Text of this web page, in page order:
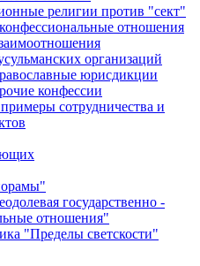
религии против "сект"
отношения
организаций
юрисдикции
конфессии
сотрудничества и
государственно -
отношения"
"Пределы светскости"